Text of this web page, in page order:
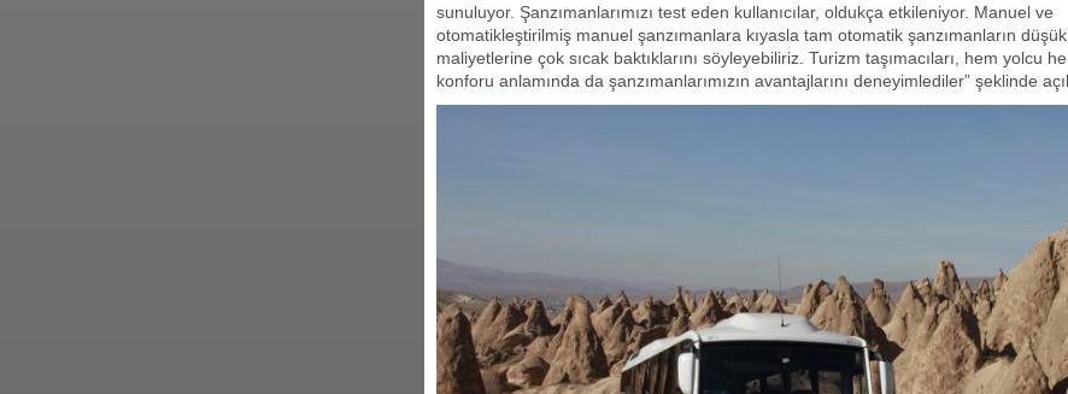
sunuluyor. Şanzımanlarımızı test eden kullanıcılar, oldukça etkileniyor. Manuel ve
otomatikleştirilmiş manuel şanzımanlara kıyasla tam otomatik şanzımanların
maliyetlerine çok sıcak baktıklarını söyleyebiliriz. Turizm taşımacıları, hem yolcu
konforu anlamında da şanzımanlarımızın avantajlarını deneyimlediler” şeklinde